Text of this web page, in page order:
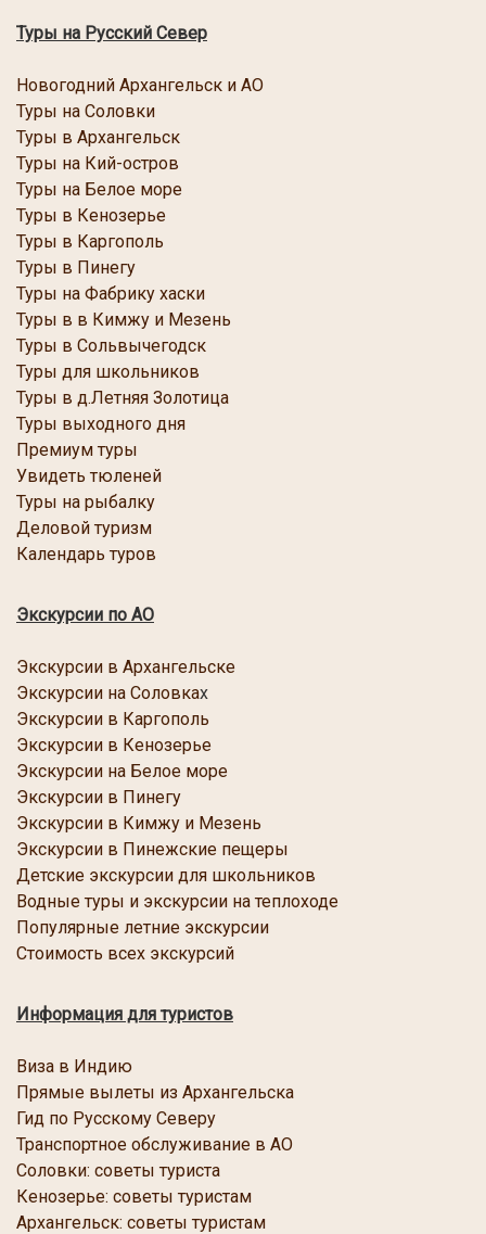
Туры на Русский Север
Новогодний Архангельск и АО
Туры на Соловки
Туры в Архангельск
Туры на Кий-остров
Туры на Белое море
Туры в Кенозерье
Туры в Каргополь
Туры в Пинегу
Туры на Фабрику хаски
Туры в в Кимжу и Мезень
Туры в Сольвычегодск
Туры для школьников
Туры в д.Летняя Золотица
Туры выходного дня
Премиум туры
Увидеть тюленей
Туры на рыбалку
Деловой туризм
Календарь туров
Экскурсии по АО
Экскурсии в Архангельске
Экскурсии на Соловках
Экскурсии в Каргополь
Экскурсии в Кенозерье
Экскурсии на Белое море
Экскурсии в Пинегу
Экскурсии в Кимжу и Мезень
Экскурсии в Пинежские пещеры
Детские экскурсии для школьников
Водные туры и экскурсии на теплоходе
Популярные летние экскурсии
Стоимость всех экскурсий
Информация для туристов
Виза в Индию
Прямые вылеты из Архангельска
Гид по Русскому Северу
Транспортное обслуживание в АО
Соловки: советы туриста
Кенозерье: советы туристам
Архангельск: советы туристам